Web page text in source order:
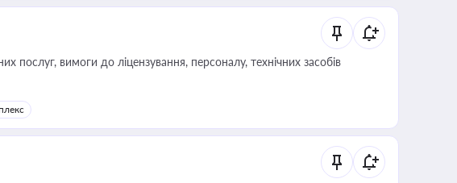
послуг, вимоги до ліцензування, персоналу, технічних засобів